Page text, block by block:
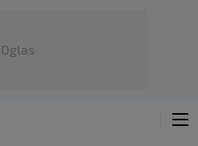
Oglas